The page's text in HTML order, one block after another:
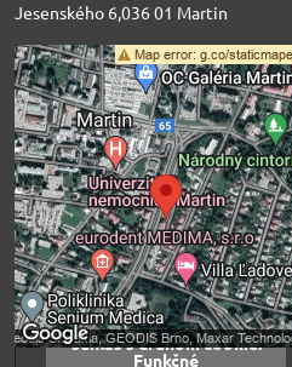
Jesenského 6,036 01 Martin
Externý obsah je
blokovaný Voľbami
súkromia
Prajete si načítať externý obsah?
Povoliť tentokrát
Povoliť a zapamätať -
súhlas s druhom cookie:
Funkčné